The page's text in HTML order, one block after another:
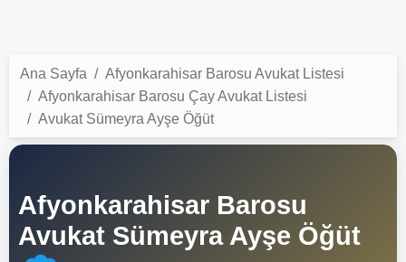
Ana Sayfa
Afyonkarahisar Barosu Avukat Listesi
Afyonkarahisar Barosu Çay Avukat Listesi
Avukat Sümeyra Ayşe Öğüt
Afyonkarahisar Barosu
Avukat Sümeyra Ayşe Öğüt